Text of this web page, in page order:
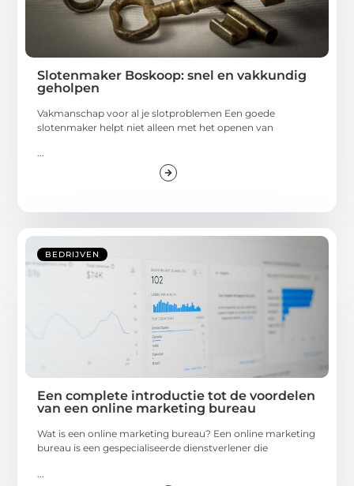
Slotenmaker Boskoop: snel en vakkundig
geholpen
Vakmanschap voor al je slotproblemen Een goede
slotenmaker helpt niet alleen met het openen van
...
BEDRIJVEN
Een complete introductie tot de voordelen
van een online marketing bureau
Wat is een online marketing bureau? Een online marketing
bureau is een gespecialiseerde dienstverlener die